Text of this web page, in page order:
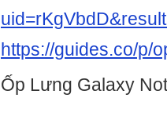
https://guides.co/p/
Ốp Lưng Galaxy